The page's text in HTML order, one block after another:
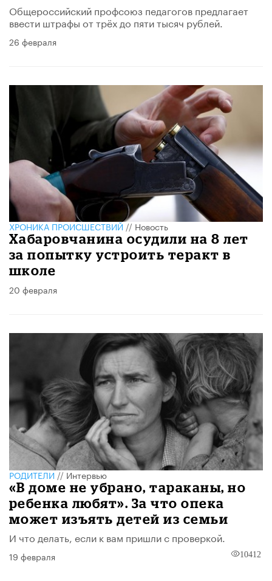
Общероссийский профсоюз педагогов предлагает
ввести штрафы от трёх до пяти тысяч рублей.
26 февраля
ХРОНИКА ПРОИСШЕСТВИЙ// Новость
Хабаровчанина осудили на 8 лет
за попытку устроить теракт в
школе
20 февраля
РОДИТЕЛИ//Интервью
«В доме не убрано, тараканы, но
ребенка любят». За что опека
может изъять детей из семьи
И что делать, если к вам пришли с проверкой.
19 февраля 10412